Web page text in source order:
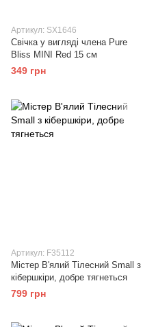
Артикул: SX1646
Свічка у вигляді члена Pure
Bliss MINI Red 15 см
349 грн
Артикул: F35112
Містер В'ялий Тілесний Small з
кібершкіри, добре тягнеться
799 грн